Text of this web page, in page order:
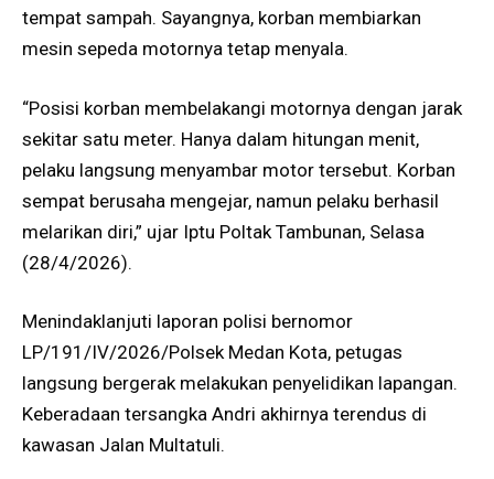
tempat sampah. Sayangnya, korban membiarkan
mesin sepeda motornya tetap menyala.
“Posisi korban membelakangi motornya dengan jarak
sekitar satu meter. Hanya dalam hitungan menit,
pelaku langsung menyambar motor tersebut. Korban
sempat berusaha mengejar, namun pelaku berhasil
melarikan diri,” ujar Iptu Poltak Tambunan, Selasa
(28/4/2026).
Menindaklanjuti laporan polisi bernomor
LP/191/IV/2026/Polsek Medan Kota, petugas
langsung bergerak melakukan penyelidikan lapangan.
Keberadaan tersangka Andri akhirnya terendus di
kawasan Jalan Multatuli.